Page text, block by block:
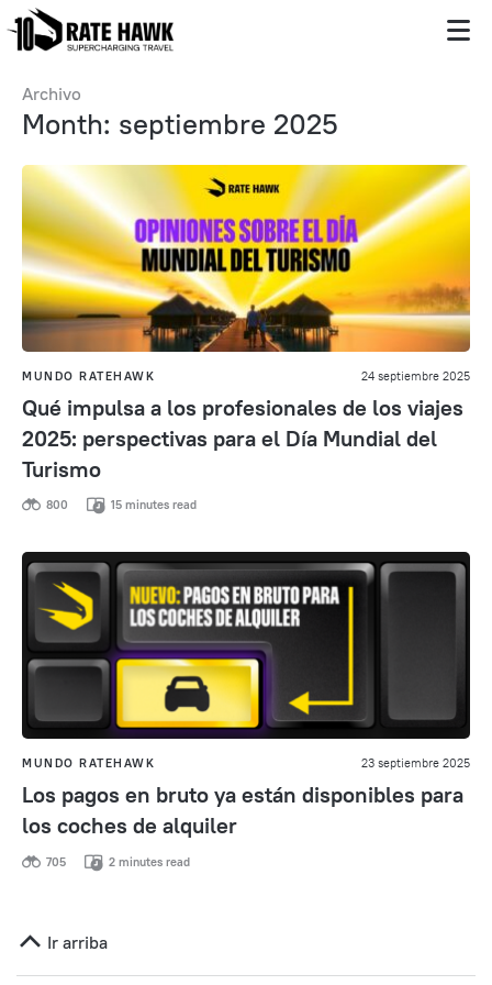
Archivo
Month: septiembre 2025
MUNDO RATEHAWK 24 septiembre 2025
Qué impulsa a los profesionales de los viajes
2025: perspectivas para el Día Mundial del
Turismo
800 15 minutes read
MUNDO RATEHAWK 23 septiembre 2025
Los pagos en bruto ya están disponibles para
los coches de alquiler
705 2 minutes read
Ir arriba